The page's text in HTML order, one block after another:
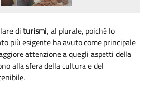
di turismi, al plurale, poiché lo
più esigente ha avuto come principale
attenzione a quegli aspetti della
alla sfera della cultura e del